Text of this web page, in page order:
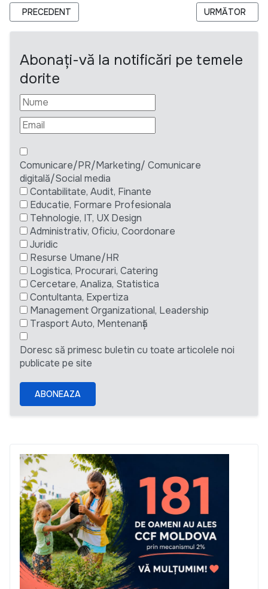
ARTICOL PRECEDENT: ASOCIAȚIA OBȘTEASCĂ ”NORD
PRECEDENT ARTICOLUL
URMĂTOR
Abonați-vă la notificări pe temele
dorite
Comunicare/PR/Marketing/ Comunicare
digitală/Social media
Contabilitate, Audit, Finante
Educatie, Formare Profesionala
Tehnologie, IT, UX Design
Administrativ, Oficiu, Coordonare
Juridic
Resurse Umane/HR
Logistica, Procurari, Catering
Cercetare, Analiza, Statistica
Contultanta, Expertiza
Management Organizational, Leadership
Trasport Auto, Mentenanță
Doresc să primesc buletin cu toate articolele noi
publicate pe site
ABONEAZA